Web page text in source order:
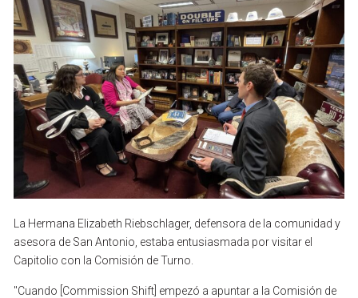
La Hermana Elizabeth Riebschlager, defensora de la comunidad y
asesora de San Antonio, estaba entusiasmada porvisitar el
Capitolio con la Comisión deTurno.
"Cuando [Commission Shift] empezó a apuntar a la Comisión de